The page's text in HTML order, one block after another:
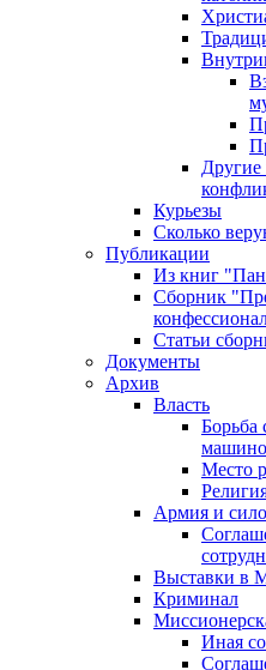
Другие
Курьезы
Сколько
Публикации
Из книг
Сборник
Статьи
Документы
Архив
Власть
Место
Армия и
Выставки в
Криминал
Иная